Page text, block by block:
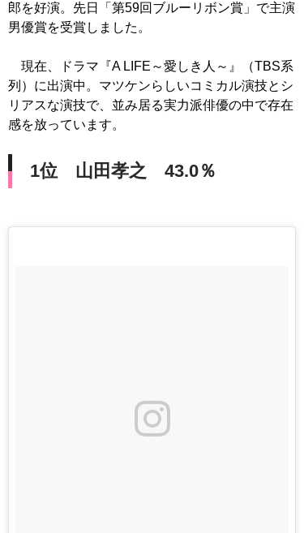
郎を好演。先日「第59回ブルーリボン賞」で主演
男優賞を受賞しました。
現在、ドラマ『A LIFE～愛しき人～』（TBS系
列）に出演中。マツケンらしいコミカル演技とシ
リアスな演技で、並み居る実力派俳優の中で存在
感を放っています。
1位 山田孝之 43.0％